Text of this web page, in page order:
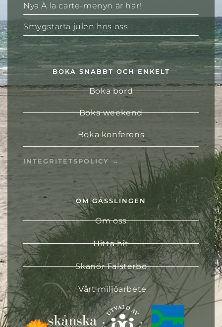
Nya À la carte-menyn är här!
Smygstarta julen hos oss
BOKA SNABBT OCH ENKELT
Boka bord
Boka weekend
Boka konferens
INTEGRITETSPOLICY →
OM GÄSSLINGEN
Om oss
Hitta hit
Skanör Falsterbo
Vårt miljöarbete